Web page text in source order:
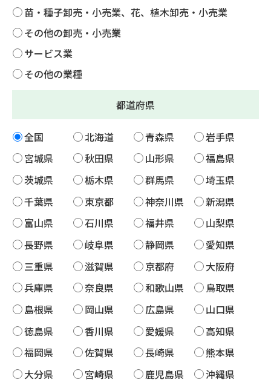
苗・種子卸売・小売業、花、植木卸売・小売業
その他の卸売・小売業
サービス業
その他の業種
都道府県
全国 北海道 青森県
岩手県
宮城県
秋田県 山形県
福島県
茨城県
栃木県 群馬県
埼玉県
千葉県
東京都 神奈川県
新潟県
富山県
石川県 福井県
山梨県
長野県
岐阜県 静岡県
愛知県
三重県
滋賀県 京都府
大阪府
兵庫県
奈良県 和歌山県
鳥取県
島根県
岡山県 広島県
山口県
徳島県
香川県 愛媛県
高知県
福岡県
佐賀県 長崎県
熊本県
大分県
宮崎県 鹿児島県 沖縄県